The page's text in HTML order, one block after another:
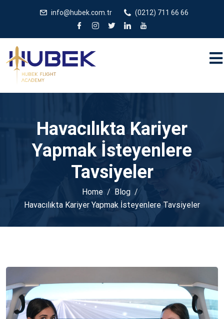
info@hubek.com.tr (0212) 711 66 66
Havacılıkta Kariyer
Yapmak İsteyenlere
Tavsiyeler
Home
Blog
Havacılıkta Kariyer Yapmak İsteyenlere Tavsiyeler